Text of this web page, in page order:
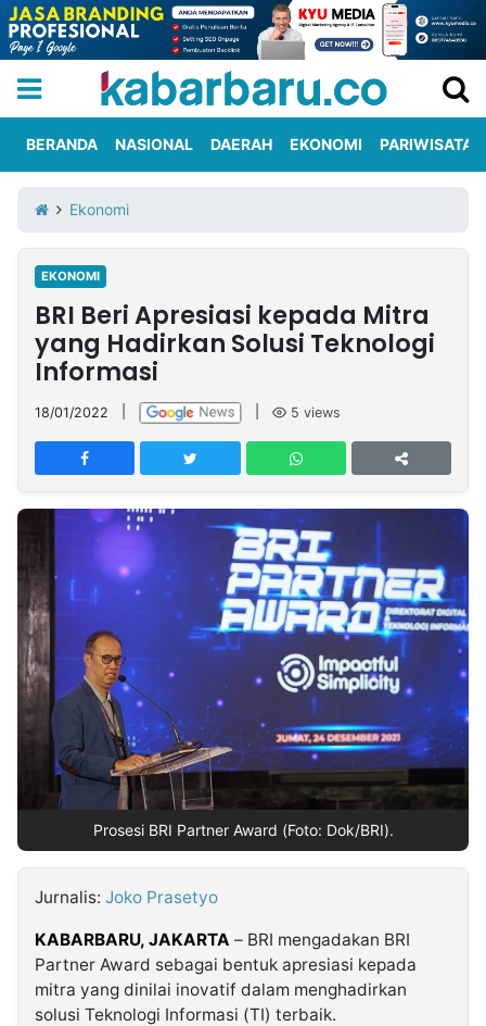
Iklan
Berita
Kami
Nasional
International
Olahraga
Entertainment
Daerah
Pariwisata
Kuliner
Kolom
Network
PT
TREETAN
INDONESIA
Partner
Insight
NTB
Suara
Time
Lens
IDN
Daily
Jogja
Jalan
Rakyat
Idealita
News
Kita
Notice
Radar
Baru
Seedbacklink
Kabarbaru
BERANDA NASIONAL DAERAH EKONOMI PARIWISATA
Ekonomi
EKONOMI
BRI Beri Apresiasi kepada Mitra
yang Hadirkan Solusi Teknologi
Informasi
18/01/2022 5 views
Prosesi BRI Partner Award (Foto: Dok/BRI).
Jurnalis: Joko Prasetyo
KABARBARU, JAKARTA – BRI mengadakan BRI
Partner Award sebagai bentuk apresiasi kepada
mitra yang dinilai inovatif dalam menghadirkan
solusi Teknologi Informasi (TI) terbaik.